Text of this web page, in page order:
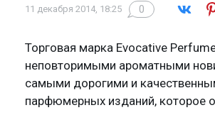
11 декабря 2014, 18:25 0
Торговая марка Evocative
неповторимыми ароматными
самыми дорогими и
парфюмерных изданий, которое